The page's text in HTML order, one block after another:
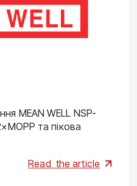
MEAN WELL NSP-
та пікова
Read the article